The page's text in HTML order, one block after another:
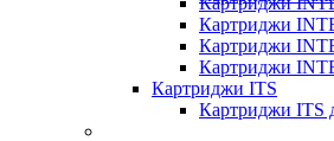
Картриджи
Картриджи
Картриджи
Картриджи ITS
Картриджи ITS